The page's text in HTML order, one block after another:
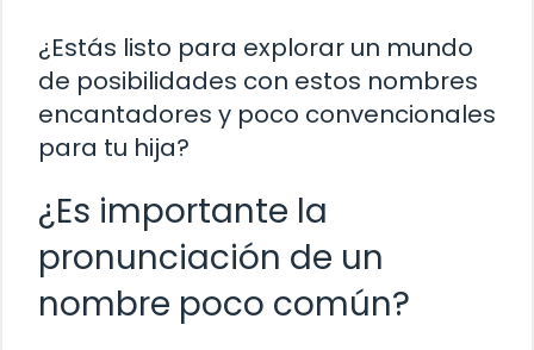
¿Estás listo para explorar un mundo
de posibilidades con estos nombres
encantadores y poco convencionales
para tu hija?
¿Es importante la
pronunciación de un
nombre poco común?